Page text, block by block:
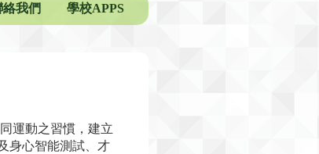
絡我們 學校APPS
運動之習慣，建立
身心智能測試、才